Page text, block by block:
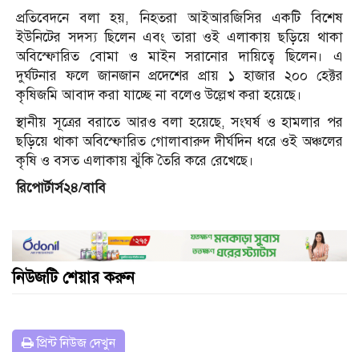
প্রতিবেদনে বলা হয়, নিহতরা আইআরজিসির একটি বিশেষ
ইউনিটের সদস্য ছিলেন এবং তারা ওই এলাকায় ছড়িয়ে থাকা
অবিস্ফোরিত বোমা ও মাইন সরানোর দায়িত্বে ছিলেন। এ
দুর্ঘটনার ফলে জানজান প্রদেশের প্রায় ১ হাজার ২০০ হেক্টর
কৃষিজমি আবাদ করা যাচ্ছে না বলেও উল্লেখ করা হয়েছে।
স্থানীয় সূত্রের বরাতে আরও বলা হয়েছে, সংঘর্ষ ও হামলার পর
ছড়িয়ে থাকা অবিস্ফোরিত গোলাবারুদ দীর্ঘদিন ধরে ওই অঞ্চলের
কৃষি ও বসত এলাকায় ঝুঁকি তৈরি করে রেখেছে।
রিপোর্টার্স২৪/বাবি
নিউজটি শেয়ার করুন
প্রিন্ট নিউজ দেখুন